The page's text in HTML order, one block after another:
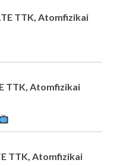
TTK, Atomfizikai
TTK, Atomfizikai
TTK, Atomfizikai